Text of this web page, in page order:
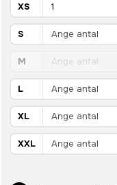
XS
S
M
L
XL
XXL